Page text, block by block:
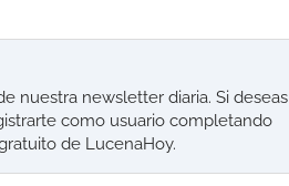
nuestra newsletter diaria. Si deseas
como usuario completando
de LucenaHoy.